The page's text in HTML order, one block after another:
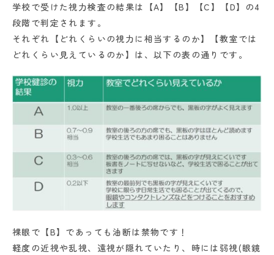
学校で受けた視力検査の結果は【A】【B】【C】【D】の4
段階で判定されます。
それぞれ【どれくらいの視力に相当するのか】【教室では
どれくらい見えているのか】は、以下の表の通りです。
裸眼で【B】であっても油断は禁物です！
軽度の近視や乱視、遠視が隠れていたり、時には弱視(眼鏡